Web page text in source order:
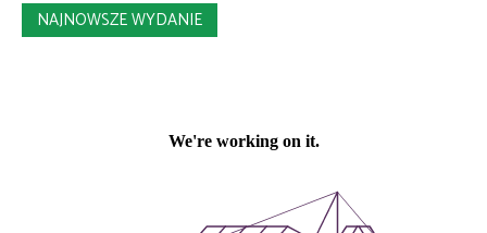
NAJNOWSZE WYDANIE